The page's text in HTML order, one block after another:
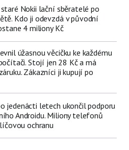
Nokii lační sběratelé po
Kdo ji odevzdá v původní
4 miliony Kč
úžasnou věcičku ke každému
Stojí jen 28 Kč a má
Zákazníci ji kupují po
jedenácti letech ukončil podporu
Androidu. Miliony telefonů
ochranu